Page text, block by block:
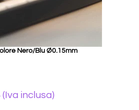
Nero/Blu Ø0.15mm
(Iva inclusa)